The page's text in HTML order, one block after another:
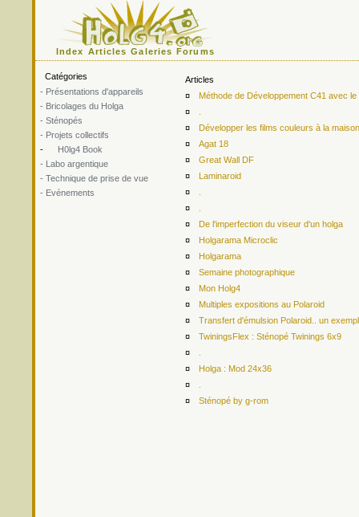
Index Articles Galeries Forums
Catégories
- Présentations d'appareils
- Bricolages du Holga
- Sténopés
- Projets collectifs
-
H0lg4 Book
- Labo argentique
- Technique de prise de vue
- Evénements
Articles
¤
Méthode de Développement C41 avec
¤
¤
Développer les films couleurs à la
¤
Agat 18
¤
Great Wall DF
¤
Laminaroid
¤
¤
¤
De l'imperfection du viseur d'un holga
¤
Holgarama Microclic
¤
Holgarama
¤
Semaine photographique
¤
Mon Holg4
¤
Multiples expositions au Polaroid
¤
Transfert d'émulsion Polaroid.. un
¤
TwiningsFlex : Sténopé Twinings 6x9
¤
¤
Holga : Mod 24x36
¤
¤
Sténopé by g-rom